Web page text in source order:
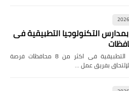
التكنولوجيا التطبيقية فى
وظائف خالية بمدارس التكنولوجيا التطبيقية فى اكثر من 8 محافظات فرصة
بفريق عمل …